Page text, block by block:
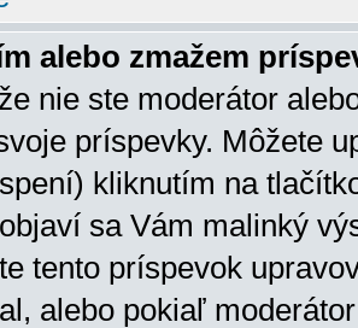
alebo zmažem
nie ste moderátor
príspevky. Môžete
kliknutím na
sa Vám malinký
tento príspevok
alebo pokiaľ